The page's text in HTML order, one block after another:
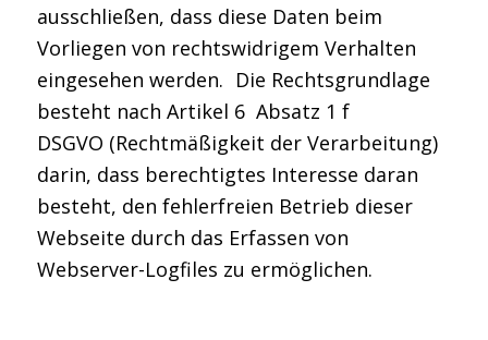
ausschließen, dass diese Daten beim
Vorliegen von rechtswidrigem Verhalten
eingesehen werden. Die Rechtsgrundlage
besteht nach Artikel 6 Absatz 1 f
DSGVO (Rechtmäßigkeit der Verarbeitung)
darin, dass berechtigtes Interesse daran
besteht, den fehlerfreien Betrieb dieser
Webseite durch das Erfassen von
Webserver-Logfiles zu ermöglichen.